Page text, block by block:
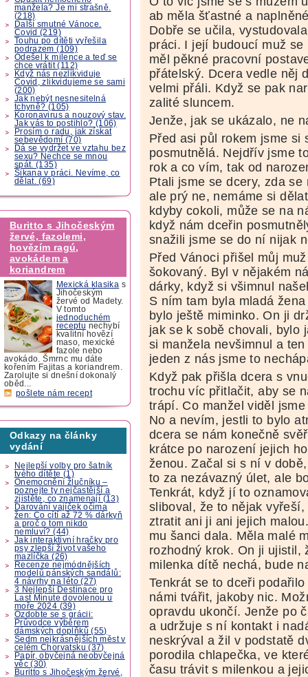
manžela? Je mi strašně.
(218)
Další smutné Vánoce.
Covid (219)
Touhu po dítěti vyřešila
podrazem (109)
Odešel k milence a teď se
chce vrátit (112)
Když nás nezlikviduje
Covid, zlikvidujeme se sami
(200)
Jak nebýt nesnesitelná
tchyně? (105)
Koronavirus a nouzový stav.
Jak vás to postihlo? (106)
Prosím o radu, jak získat
sebevědomí (70)
Dá se vydržet ve vztahu bez
sexu? Nechce se mnou
spát. (135)
Šikana v práci. Nevíme, co
dělat. (69)
Buritto s Jihočeským
žervé, fazolemi,
hovězím ragú,
avokádem a
koriandrem
Mexická klasika s
Jihočeským
žervé od Madety.
V tomto
jednoduchém
receptu nechybí
kvalitní hovězí
maso, mexické
fazole nebo
avokádo. Šmrnc mu dáte
kořením Fajitas a koriandrem.
Zarolujte si dnešní dokonalý
oběd...
pošlete nám recept
Odkazy na články
vydání
Nejlepší volby pro šatník
tvého dítěte (1)
Onemocnění žlučníku –
poznejte ty nejčastější a
zjistěte, co znamenají (13)
Darování vajíček očima
žen: Co cítí až 72 % dárkyň
a proč o tom nikdo
nemluví? (44)
Jak interaktivní hračky pro
psy zlepší život vašeho
mazlíčka (26)
Recenze nejmódnějších
modelů pánských sandálů:
4 návrhy na léto (27)
3 Nejlepší Destinace pro
Last Minute dovolenou u
moře 2024 (39)
Ozdobte se s grácii:
Průvodce výběrem
dámských doplňků (55)
Sedm nejkrásnějších měst v
celém Chorvatsku (37)
Papír, obyčejná neobyčejná
věc (30)
Buritto s Jihočeským žervé,
ab měla šťastné a
Dobře se učila,
práci. I její budoucí muž
měl pěkné pracovní
přátelský. Dcera vedle něj
velmi přáli. Když se pak
zalité sluncem.
Jenže, jak se ukázalo, ne
Před asi půl rokem jsme si
posmutnělá. Nejdřív jsme
rok a co vím, tak od
Ptali jsme se dcery, zda
ale prý ne, nemáme si
kdyby cokoli, může se na
když nám dceřin
snažili jsme se do ní nijak
Před Vánoci přišel můj
šokovaný. Byl v nějakém
dárky, když si všimnul
S ním tam byla mladá
bylo ještě miminko. On ji
jak se k sobě chovali, bylo
si manžela nevšimnul a
jeden z nás jsme to
Když pak přišla dcera s
trochu víc přitlačit, aby se
trápí. Co manžel viděl
No a nevím, jestli to bylo
dcera se nám konečně
krátce po narození jejich
ženou. Začal si s ní v
to za nezávazný úlet, ale
Tenkrát, když jí to
sliboval, že to nějak
ztratit ani ji ani jejich
mu šanci dala. Měla malé
rozhodný krok. On ji ujistil,
milenka dítě nechá, bude
Tenkrát se to dceři
námi tvářit, jakoby nic.
opravdu ukončí. Jenže po
a udržuje s ní kontakt i
neskrýval a žil v podstatě
porodila chlapečka, ve
času trávit s milenkou a